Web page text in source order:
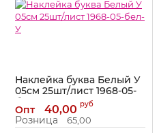
Наклейка буква Белый У
05см 25шт/лист 1968-05-
бел-У
Артикул: 1968-05-бел-У
Опт 40,00 руб
Розница 65,00